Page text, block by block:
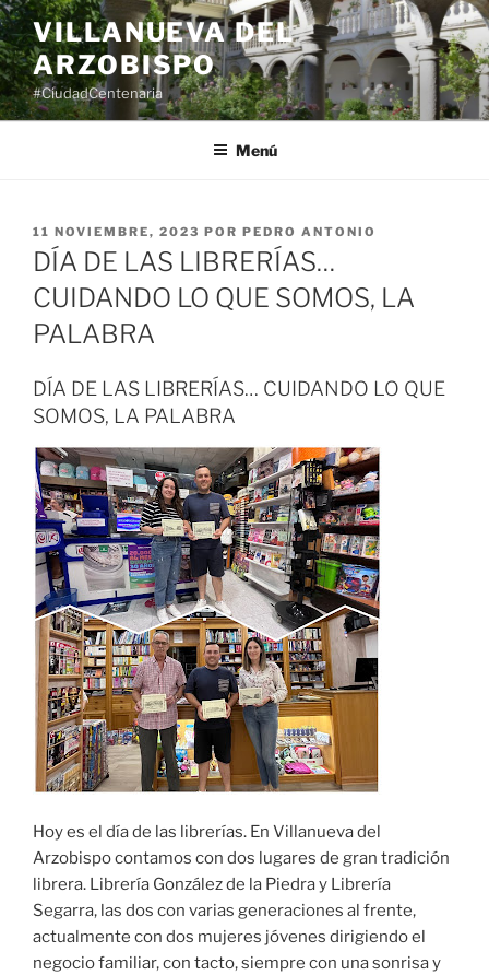
Saltar
al
contenido
VILLANUEVA DEL
ARZOBISPO
#CiudadCentenaria
Menú
PUBLICADO
EL
11 NOVIEMBRE, 2023 POR PEDRO ANTONIO
DÍA DE LAS LIBRERÍAS…
CUIDANDO LO QUE SOMOS, LA
PALABRA
DÍA DE LAS LIBRERÍAS… CUIDANDO LO QUE
SOMOS, LA PALABRA
Hoy es el día de las librerías. En Villanueva del
Arzobispo contamos con dos lugares de gran tradición
librera. Librería González de la Piedra y Librería
Segarra, las dos con varias generaciones al frente,
actualmente con dos mujeres jóvenes dirigiendo el
negocio familiar, con tacto, siempre con una sonrisa y